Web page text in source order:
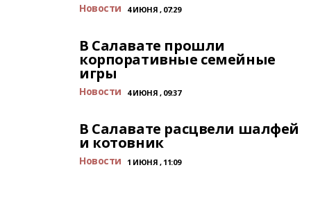
Новости 4 ИЮНЯ , 07:29
В Салавате прошли
корпоративные семейные
игры
Новости 4 ИЮНЯ , 09:37
В Салавате расцвели шалфей
и котовник
Новости 1 ИЮНЯ , 11:09